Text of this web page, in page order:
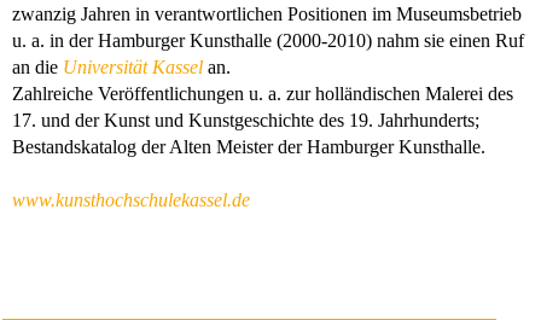
zwanzig Jahren in verantwortlichen Positionen im Museumsbetrieb
u. a. in der Hamburger Kunsthalle (2000-2010) nahm sie einen Ruf
an die Universität Kassel an.
Zahlreiche Veröffentlichungen u. a. zur holländischen Malerei des
17. und der Kunst und Kunstgeschichte des 19. Jahrhunderts;
Bestandskatalog der Alten Meister der Hamburger Kunsthalle.
www.kunsthochschulekassel.de